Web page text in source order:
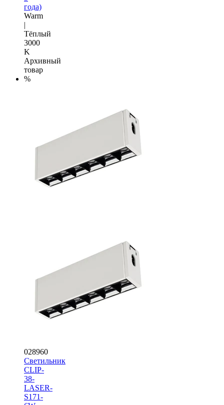
года)
Warm
|
Тёплый
3000
K
Архивный
товар
%
028960
Светильник
CLIP-
38-
LASER-
S171-